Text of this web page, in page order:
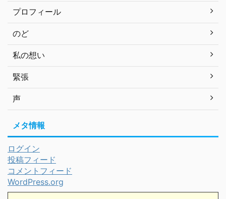
プロフィール
のど
私の想い
緊張
声
メタ情報
ログイン
投稿フィード
コメントフィード
WordPress.org